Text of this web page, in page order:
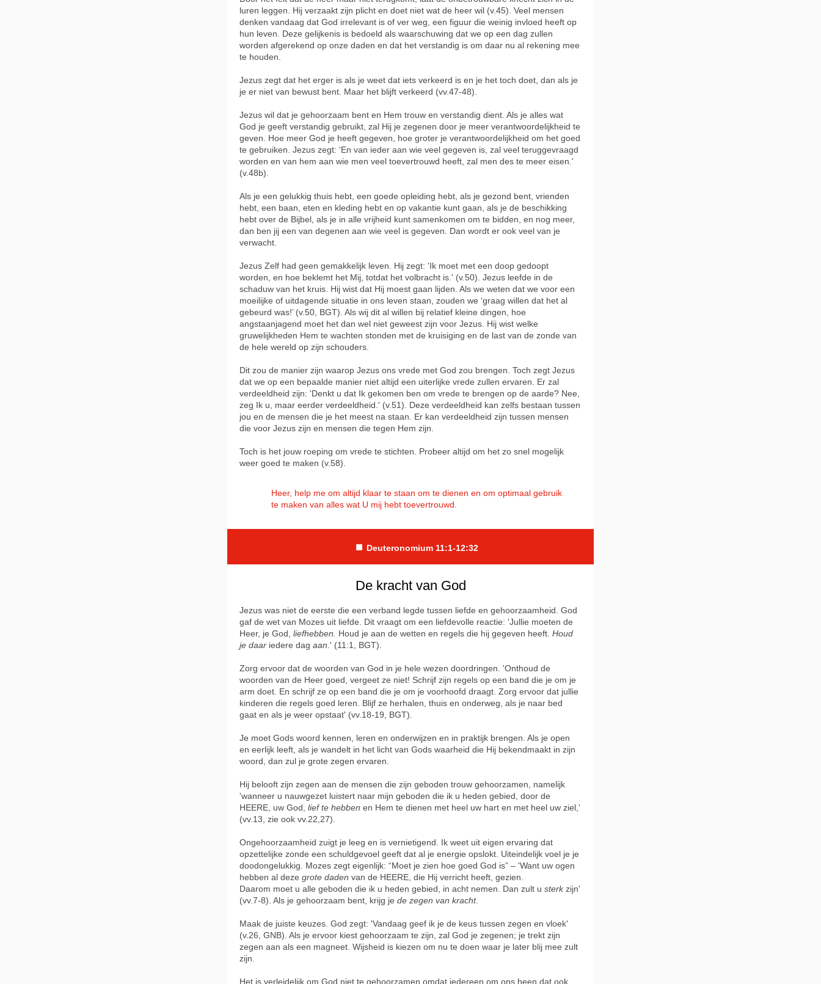
luren leggen. Hij verzaakt zijn plicht en doet niet wat de heer wil (v.45). Veel mensen
denken vandaag dat God irrelevant is of ver weg, een figuur die weinig invloed heeft op
hun leven. Deze gelijkenis is bedoeld als waarschuwing dat we op een dag zullen
worden afgerekend op onze daden en dat het verstandig is om daar nu al rekening mee
te houden.
Jezus zegt dat het erger is als je weet dat iets verkeerd is en je het toch doet, dan als je
je er niet van bewust bent. Maar het blijft verkeerd (vv.47-48).
Jezus wil dat je gehoorzaam bent en Hem trouw en verstandig dient. Als je alles wat
God je geeft verstandig gebruikt, zal Hij je zegenen door je meer verantwoordelijkheid te
geven. Hoe meer God je heeft gegeven, hoe groter je verantwoordelijkheid om het goed
te gebruiken. Jezus zegt: 'En van ieder aan wie veel gegeven is, zal veel teruggevraagd
worden en van hem aan wie men veel toevertrouwd heeft, zal men des te meer eisen.'
(v.48b).
Als je een gelukkig thuis hebt, een goede opleiding hebt, als je gezond bent, vrienden
hebt, een baan, eten en kleding hebt en op vakantie kunt gaan, als je de beschikking
hebt over de Bijbel, als je in alle vrijheid kunt samenkomen om te bidden, en nog meer,
dan ben jij een van degenen aan wie veel is gegeven. Dan wordt er ook veel van je
verwacht.
Jezus Zelf had geen gemakkelijk leven. Hij zegt: 'Ik moet met een doop gedoopt
worden, en hoe beklemt het Mij, totdat het volbracht is.' (v.50). Jezus leefde in de
schaduw van het kruis. Hij wist dat Hij moest gaan lijden. Als we weten dat we voor een
moeilijke of uitdagende situatie in ons leven staan, zouden we ‘graag willen dat het al
gebeurd was!’ (v.50, BGT). Als wij dit al willen bij relatief kleine dingen, hoe
angstaanjagend moet het dan wel niet geweest zijn voor Jezus. Hij wist welke
gruwelijkheden Hem te wachten stonden met de kruisiging en de last van de zonde van
de hele wereld op zijn schouders.
Dit zou de manier zijn waarop Jezus ons vrede met God zou brengen. Toch zegt Jezus
dat we op een bepaalde manier niet altijd een uiterlijke vrede zullen ervaren. Er zal
verdeeldheid zijn: 'Denkt u dat Ik gekomen ben om vrede te brengen op de aarde? Nee,
zeg Ik u, maar eerder verdeeldheid.' (v.51). Deze verdeeldheid kan zelfs bestaan tussen
jou en de mensen die je het meest na staan. Er kan verdeeldheid zijn tussen mensen
die voor Jezus zijn en mensen die tegen Hem zijn.
Toch is het jouw roeping om vrede te stichten. Probeer altijd om het zo snel mogelijk
weer goed te maken (v.58).
Heer, help me om altijd klaar te staan om te dienen en om optimaal gebruik
te maken van alles wat U mij hebt toevertrouwd.
■ Deuteronomium 11:1-12:32
De kracht van God
Jezus was niet de eerste die een verband legde tussen liefde en gehoorzaamheid. God
gaf de wet van Mozes uit liefde. Dit vraagt om een liefdevolle reactie: 'Jullie moeten de
Heer, je God, liefhebben. Houd je aan de wetten en regels die hij gegeven heeft. Houd
je daar iedere dag aan .' (11:1, BGT).
Zorg ervoor dat de woorden van God in je hele wezen doordringen. 'Onthoud de
woorden van de Heer goed, vergeet ze niet! Schrijf zijn regels op een band die je om je
arm doet. En schrijf ze op een band die je om je voorhoofd draagt. Zorg ervoor dat jullie
kinderen die regels goed leren. Blijf ze herhalen, thuis en onderweg, als je naar bed
gaat en als je weer opstaat' (vv.18-19, BGT).
Je moet Gods woord kennen, leren en onderwijzen en in praktijk brengen. Als je open
en eerlijk leeft, als je wandelt in het licht van Gods waarheid die Hij bekendmaakt in zijn
woord, dan zul je grote zegen ervaren.
Hij belooft zijn zegen aan de mensen die zijn geboden trouw gehoorzamen, namelijk
'wanneer u nauwgezet luistert naar mijn geboden die ik u heden gebied, door de
HEERE, uw God, lief te hebben en Hem te dienen met heel uw hart en met heel uw ziel,'
(vv.13, zie ook vv.22,27).
Ongehoorzaamheid zuigt je leeg en is vernietigend. Ik weet uit eigen ervaring dat
opzettelijke zonde een schuldgevoel geeft dat al je energie opslokt. Uiteindelijk voel je je
doodongelukkig. Mozes zegt eigenlijk: “Moet je zien hoe goed God is” – 'Want uw ogen
hebben al deze grote daden van de HEERE, die Hij verricht heeft, gezien.
Daarom moet u alle geboden die ik u heden gebied, in acht nemen. Dan zult u sterkzijn'
(vv.7-8). Als je gehoorzaam bent, krijg je de zegen van kracht.
Maak de juiste keuzes. God zegt: 'Vandaag geef ik je de keus tussen zegen en vloek'
(v.26, GNB). Als je ervoor kiest gehoorzaam te zijn, zal God je zegenen; je trekt zijn
zegen aan als een magneet. Wijsheid is kiezen om nu te doen waar je later blij mee zult
zijn.
Het is verleidelijk om God niet te gehoorzamen omdat iedereen om ons heen dat ook